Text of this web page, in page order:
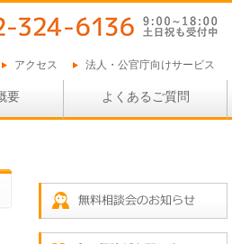
アクセス 法人・公官庁向けサービス
要 よくあるご質問